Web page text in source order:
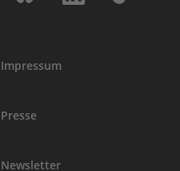
Impressum
Presse
Newsletter